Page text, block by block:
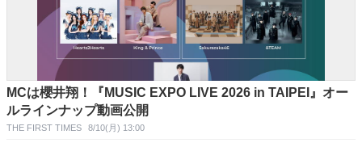
MCは櫻井翔！『MUSIC EXPO LIVE 2026 in TAIPEI』オー
ルラインナップ動画公開
THE FIRST TIMES 8/10(月) 13:00